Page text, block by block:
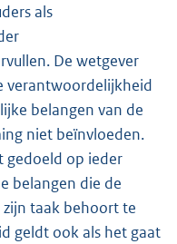
als
De wetgever
verantwoordelijkheid
belangen van de
niet beïnvloeden.
gedoeld op ieder
belangen die de
taak behoort te
geldt ook als het gaat